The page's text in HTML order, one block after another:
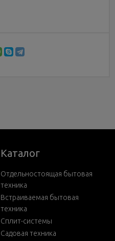
Каталог
Отдельностоящая бытовая
техника
Встраиваемая бытовая
техника
Сплит-системы
Садовая техника